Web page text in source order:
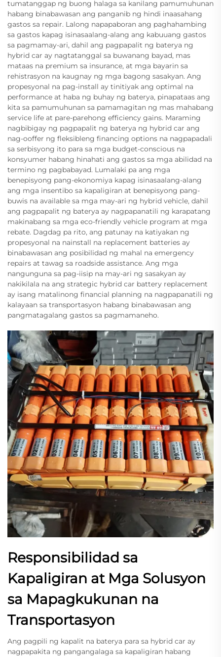
tumatanggap ng buong halaga sa kanilang pamumuhunan
habang binabawasan ang panganib ng hindi inaasahang
gastos sa repair. Lalong napapaboran ang paghahambing
sa gastos kapag isinasaalang-alang ang kabuuang gastos
sa pagmamay-ari, dahil ang pagpapalit ng baterya ng
hybrid car ay nagtatanggal sa buwanang bayad, mas
mataas na premium sa insurance, at mga bayarin sa
rehistrasyon na kaugnay ng mga bagong sasakyan. Ang
propesyonal na pag-install ay tinitiyak ang optimal na
performance at haba ng buhay ng baterya, pinapataas ang
kita sa pamumuhunan sa pamamagitan ng mas mahabang
service life at pare-parehong efficiency gains. Maraming
nagbibigay ng pagpapalit ng baterya ng hybrid car ang
nag-ooffer ng fleksibleng financing options na nagpapadali
sa serbisyong ito para sa mga budget-conscious na
konsyumer habang hinahati ang gastos sa mga abilidad na
termino ng pagbabayad. Lumalaki pa ang mga
benepisyong pang-ekonomiya kapag isinasaalang-alang
ang mga insentibo sa kapaligiran at benepisyong pang-
buwis na available sa mga may-ari ng hybrid vehicle, dahil
ang pagpapalit ng baterya ay nagpapanatili ng karapatang
makinabang sa mga eco-friendly vehicle program at mga
rebate. Dagdag pa rito, ang patunay na katiyakan ng
propesyonal na nainstall na replacement batteries ay
binabawasan ang posibilidad ng mahal na emergency
repairs at tawag sa roadside assistance. Ang mga
nangunguna sa pag-iisip na may-ari ng sasakyan ay
nakikilala na ang strategic hybrid car battery replacement
ay isang matalinong financial planning na nagpapanatili ng
kalayaan sa transportasyon habang binabawasan ang
pangmatagalang gastos sa pagmamaneho.
Responsibilidad sa
Kapaligiran at Mga Solusyon
sa Mapagkukunan na
Transportasyon
Ang pagpili ng kapalit na baterya para sa hybrid car ay
nagpapakita ng pangangalaga sa kapaligiran habang